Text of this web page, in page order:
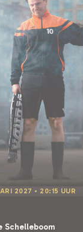
2027 • 20:15 UUR
Schelleboom